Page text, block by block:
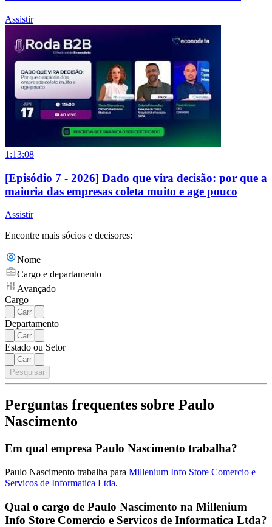
Assistir
1:13:08
[Episódio 7 - 2026] Dado que vira decisão: por que a
maioria das empresas coleta muito e age pouco
Assistir
Encontre mais sócios e decisores:
Nome
Cargo e departamento
Avançado
Cargo
Departamento
Estado ou Setor
Pesquisar
Perguntas frequentes sobre Paulo
Nascimento
Em qual empresa Paulo Nascimento trabalha?
Paulo Nascimento trabalha para Millenium Info Store Comercio e
Servicos de Informatica Ltda.
Qual o cargo de Paulo Nascimento na Millenium
Info Store Comercio e Servicos de Informatica Ltda?